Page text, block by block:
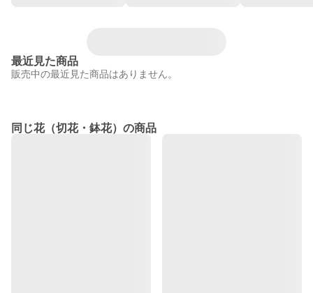
最近見た商品
販売中の最近見た商品はありません。
同じ花（切花・鉢花）の商品